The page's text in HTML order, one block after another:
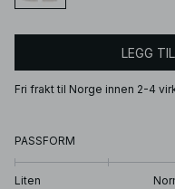
LEGG
Fri frakt til Norge innen 2-4
PASSFORM
Liten